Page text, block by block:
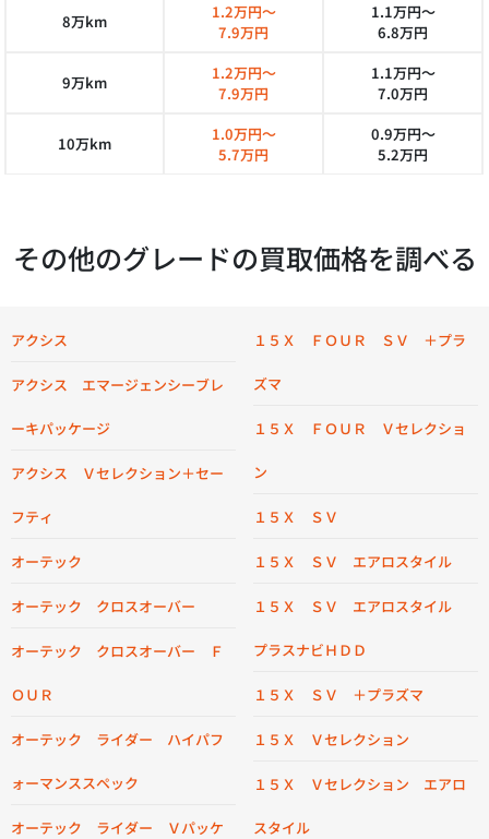
8万km
1.2万円～
7.9万円
1.1万円～
6.8万円
9万km
1.2万円～
7.9万円
1.1万円～
7.0万円
10万km
1.0万円～
5.7万円
0.9万円～
5.2万円
その他のグレードの買取価格を調べる
アクシス
アクシス エマージェンシーブレ
ーキパッケージ
アクシス Ｖセレクション＋セー
フティ
オーテック
オーテック クロスオーバー
オーテック クロスオーバー Ｆ
ＯＵＲ
オーテック ライダー ハイパフ
ォーマンススペック
オーテック ライダー Ｖパッケ
１５Ｘ ＦＯＵＲ ＳＶ ＋プラ
ズマ
１５Ｘ ＦＯＵＲ Ｖセレクショ
ン
１５Ｘ ＳＶ
１５Ｘ ＳＶ エアロスタイル
１５Ｘ ＳＶ エアロスタイル
プラスナビＨＤＤ
１５Ｘ ＳＶ ＋プラズマ
１５Ｘ Ｖセレクション
１５Ｘ Ｖセレクション エアロ
スタイル